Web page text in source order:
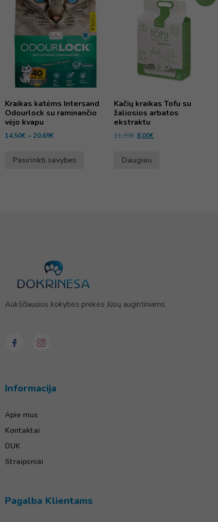
Kraikas katėms Intersand
Odourlock su raminančio
vėjo kvapu
14,50€ – 20,69€
Pasirinkti savybes
Kačių kraikas Tofu su
žaliosios arbatos
ekstraktu
11,99€ 8,00€
Daugiau
Aukščiausios kokybės prekės Jūsų augintiniams.
Informacija
Apie mus
Kontaktai
DUK
Straipsniai
Pagalba Klientams